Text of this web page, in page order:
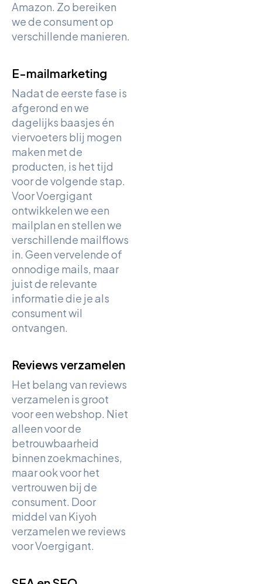
Amazon. Zo bereiken
we de consument op
verschillende manieren.
E-mailmarketing
Nadat de eerste fase is
afgerond en we
dagelijks baasjes én
viervoeters blij mogen
maken met de
producten, is het tijd
voor de volgende stap.
Voor Voergigant
ontwikkelen we een
mailplan en stellen we
verschillende mailflows
in. Geen vervelende of
onnodige mails, maar
juist de relevante
informatie die je als
consument wil
ontvangen.
Reviews verzamelen
Het belang van reviews
verzamelen is groot
voor een webshop. Niet
alleen voor de
betrouwbaarheid
binnen zoekmachines,
maar ook voor het
vertrouwen bij de
consument. Door
middel van Kiyoh
verzamelen we reviews
voor Voergigant.